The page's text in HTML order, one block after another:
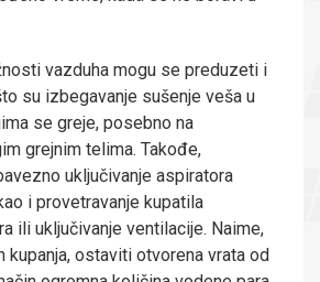
vazduha mogu se preduzeti i
su izbegavanje sušenje veša u
se greje, posebno na
grejnim telima. Takođe,
uključivanje aspiratora
i provetravanje kupatila
ili uključivanje ventilacije. Naime,
kupanja, ostaviti otvorena vrata od